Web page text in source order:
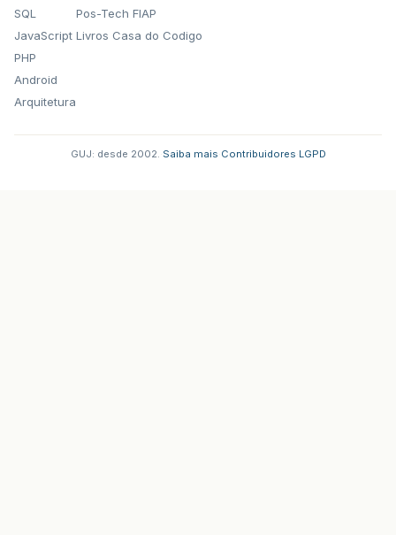
SQL
JavaScript
PHP
Android
Arquitetura
Pos-Tech FIAP
Livros Casa do Codigo
GUJ: desde 2002. Saiba mais Contribuidores LGPD